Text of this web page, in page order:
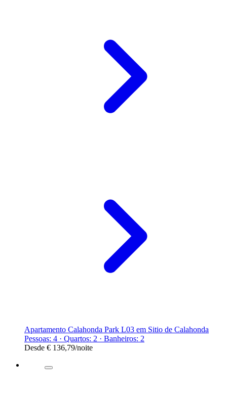
Apartamento Calahonda Park L03 em Sitio de Calahonda
Pessoas: 4 · Quartos: 2 · Banheiros: 2
Desde € 136,79/noite